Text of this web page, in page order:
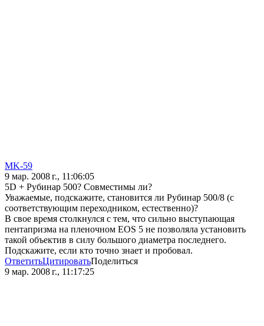
MK-59
9 мар. 2008 г., 11:06:05
5D + Рубинар 500? Совместимы ли?
Уважаемые, подскажите, становится ли Рубинар 500/8 (с
соответствующим переходником, естественно)?
В свое время столкнулся с тем, что сильно выступающая
пентапризма на пленочном EOS 5 не позволяла установить
такой объектив в силу большого диаметра последнего.
Подскажите, если кто точно знает и пробовал.
ОтветитьЦитироватьПоделиться
9 мар. 2008 г., 11:17:25